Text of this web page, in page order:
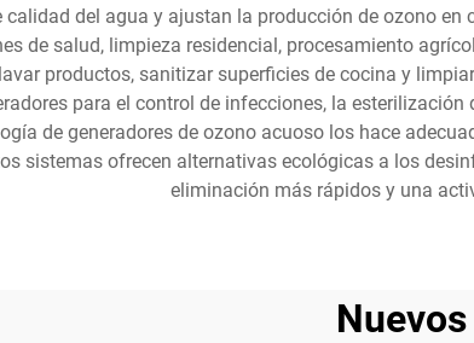
calidad del agua y ajustan la producción de ozono
de salud, limpieza residencial, procesamiento
productos, sanitizar superficies de cocina y
para el control de infecciones, la
de generadores de ozono acuoso los hace
sistemas ofrecen alternativas ecológicas a los
eliminación más rápidos y una